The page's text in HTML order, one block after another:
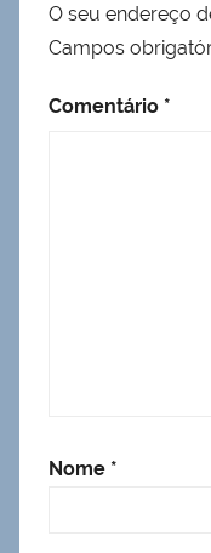
O seu endereço
Campos
Comentário *
Nome *